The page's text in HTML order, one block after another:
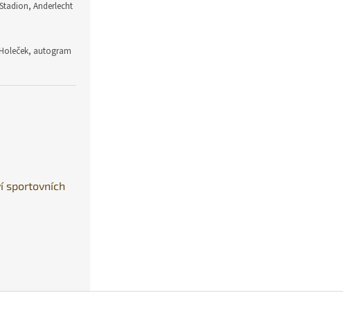
Anderlecht
autogram
sportovních